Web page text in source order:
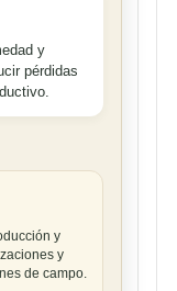
y
pérdidas
y
y
de campo.